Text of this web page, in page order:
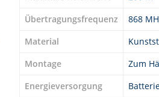
Übertragungsfrequenz
868
Material
Montage
Zum
Energieversorgung